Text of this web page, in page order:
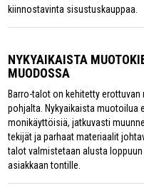
kiinnostavinta sisustuskauppaa.
NYKYAIKAISTA
MUODOSSA
Barro-talot on kehitetty
pohjalta. Nykyaikaista muotoilua
monikäyttöisiä, jatkuvasti
tekijät ja parhaat materiaalit
talot valmistetaan alusta
asiakkaan tontille.